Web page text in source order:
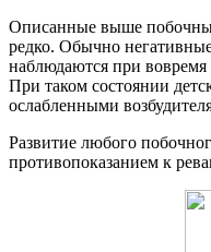
Описанные выше
редко. Обычно
наблюдаются при
При таком состоянии
ослабленными
Развитие любого
противопоказанием к